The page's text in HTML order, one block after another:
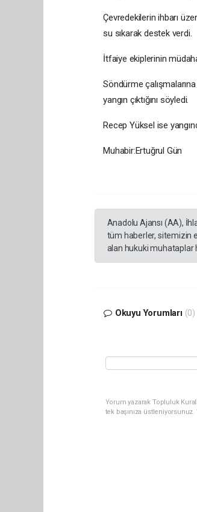
Çevredekilerin ihbarı
su sıkarak destek verdi.
İtfaiye ekiplerinin
Söndürme
yangın çıktığını söyledi.
Recep Yüksel ise
Muhabir:Ertuğrul Gün
Anadolu Ajansı (AA),
tüm haberler, sitemizin
alan hukuki muhataplar
Okuyu Yorumları (0)
Yorum yazarak Topluluk
tek başınıza